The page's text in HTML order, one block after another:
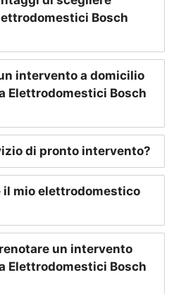
Bosch
intervento a domicilio
Elettrodomestici Bosch
di pronto intervento?
il mio elettrodomestico
un intervento
Elettrodomestici Bosch